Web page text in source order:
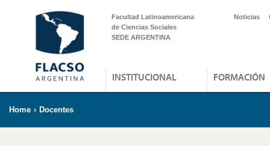
Facultad Latinoamericana
de Ciencias Sociales
SEDE ARGENTINA
Noticias
INSTITUCIONAL FORMACIÓN
Home › Docentes